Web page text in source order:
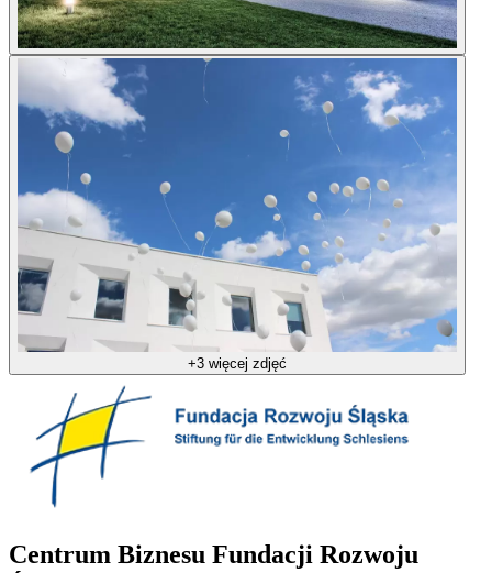
+3 więcej zdjęć
Centrum Biznesu Fundacji Rozwoju